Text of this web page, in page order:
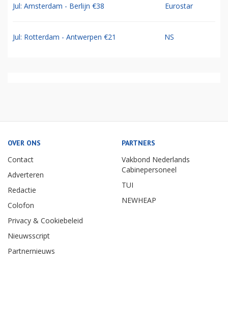
Jul: Amsterdam - Berlijn €38 Eurostar
Jul: Rotterdam - Antwerpen €21 NS
OVER ONS
Contact
Adverteren
Redactie
Colofon
Privacy & Cookiebeleid
Nieuwsscript
Partnernieuws
PARTNERS
Vakbond Nederlands
Cabinepersoneel
TUI
NEWHEAP